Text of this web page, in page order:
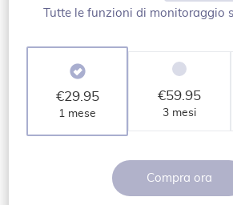
Tutte le funzioni di monitoraggio
€29.95
1 mese
€59.95
3 mesi
Compra ora